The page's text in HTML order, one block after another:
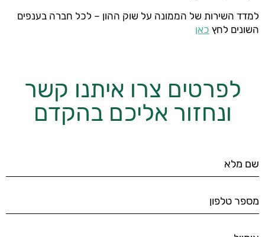
למדד השירות של הממונה על שוק ההון – לכל חברה בענפים
השונים לחץ כאן
לפרטים צרו איתנו קשר
ונחזור אליכם בהקדם